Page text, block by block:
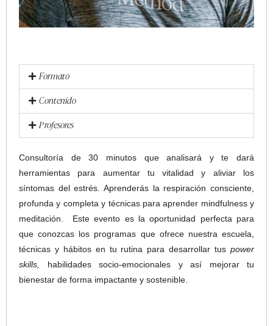
Formato
Contenido
Profesores
Consultoría de 30 minutos que analisará y te dará
herramientas para aumentar tu vitalidad y aliviar los
síntomas del estrés. Aprenderás la respiración consciente,
profunda y completa y técnicas para aprender mindfulness y
meditación. Este evento es la oportunidad perfecta para
que conozcas los programas que ofrece nuestra escuela,
técnicas y hábitos en tu rutina para desarrollar tus power
skills,
habilidades socio-emocionales y así mejorar tu
bienestar de forma impactante y sostenible.